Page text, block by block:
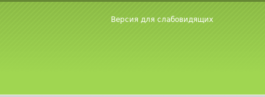
Версия для слабовидящих